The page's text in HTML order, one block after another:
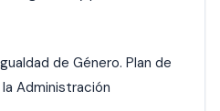
de Género. Plan de
Administración